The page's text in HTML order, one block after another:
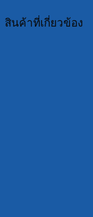
สินค้าที่เกี่ยวข้อง